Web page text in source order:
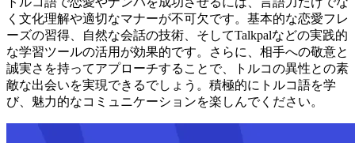
く文化理解や適切なマナーが不可欠です。基本的な恋愛フレ
ーズの習得、自然な会話の技術、そしてTalkpalなどの実践的
な学習ツールの活用が効果的です。さらに、相手への敬意と
誠実さを持ってアプローチすることで、トルコの異性との素
敵な出会いを実現できるでしょう。積極的にトルコ語を学
び、魅力的なコミュニケーションを楽しんでください。